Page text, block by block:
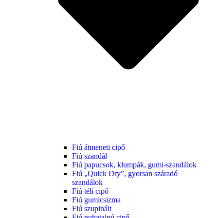
Fiú átmeneti cipő
Fiú szandál
Fiú papucsok, klumpák, gumi-szandálok
Fiú „Quick Dry”, gyorsan száradó
szandálok
Fiú téli cipő
Fiú gumicsizma
Fiú szupinált